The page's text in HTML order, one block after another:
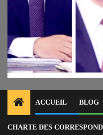
ACCUEIL BLOG
CHARTE DES
Home
Actu